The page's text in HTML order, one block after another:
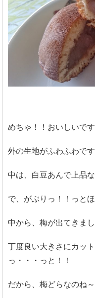
めちゃ！！おいしいです
外の生地がふわふわで
中は、白豆あんで上品
で、がぶりっ！！っと
中から、梅が出てきまし
丁度良い大きさにカッ
っ・・・っと！！
だから、梅どらなのね～